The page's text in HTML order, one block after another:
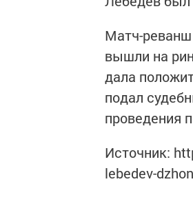
Матч-реванш
вышли на
дала
подал
проведения
Источник:
lebedev-